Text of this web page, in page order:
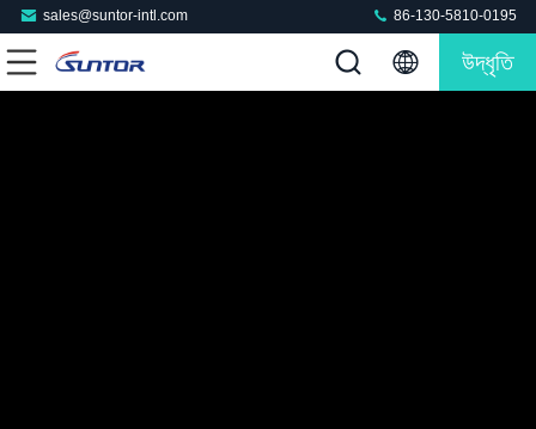
sales@suntor-intl.com 86-130-5810-0195
উদ্ধৃতি